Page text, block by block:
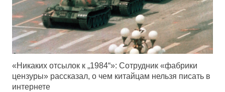
«Никаких отсылок к „1984“»: Сотрудник «фабрики
цензуры» рассказал, о чем китайцам нельзя писать в
интернете